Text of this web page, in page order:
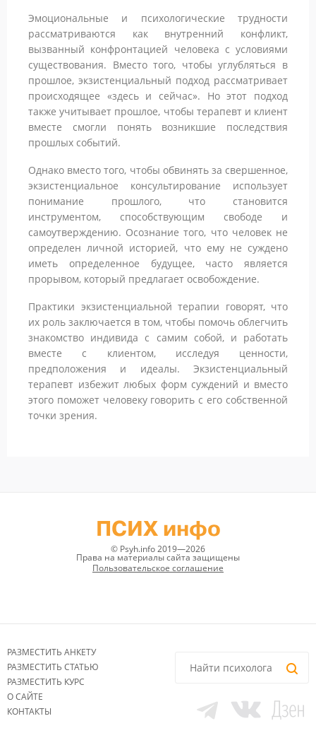
Эмоциональные и психологические трудности
рассматриваются как внутренний конфликт,
вызванный конфронтацией человека с условиями
существования. Вместо того, чтобы углубляться в
прошлое, экзистенциальный подход рассматривает
происходящее «здесь и сейчас». Но этот подход
также учитывает прошлое, чтобы терапевт и клиент
вместе смогли понять возникшие последствия
прошлых событий.
Однако вместо того, чтобы обвинять за свершенное,
экзистенциальное консультирование использует
понимание прошлого, что становится
инструментом, способствующим свободе и
самоутверждению. Осознание того, что человек не
определен личной историей, что ему не суждено
иметь определенное будущее, часто является
прорывом, который предлагает освобождение.
Практики экзистенциальной терапии говорят, что
их роль заключается в том, чтобы помочь облегчить
знакомство индивида с самим собой, и работать
вместе с клиентом, исследуя ценности,
предположения и идеалы. Экзистенциальный
терапевт избежит любых форм суждений и вместо
этого поможет человеку говорить с его собственной
точки зрения.
ПСИХ инфо
© Psyh.info 2019—2026
Права на материалы сайта защищены
Пользовательское соглашение
РАЗМЕСТИТЬ АНКЕТУ
РАЗМЕСТИТЬ СТАТЬЮ
РАЗМЕСТИТЬ КУРС
О САЙТЕ
КОНТАКТЫ